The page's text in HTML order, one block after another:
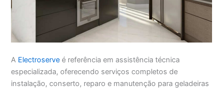
A Electroserve é referência em assistência técnica
especializada, oferecendo serviços completos de
instalação, conserto, reparo e manutenção para geladeiras